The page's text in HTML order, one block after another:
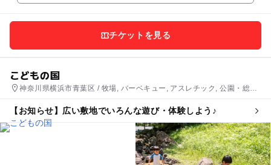
チケットを見る
こどもの国
神奈川県横浜市青葉区 / 牧場, バーベキュー, アスレチック, 公園・総合
【お知らせ】広い敷地でいろんな遊び・体験しよう♪